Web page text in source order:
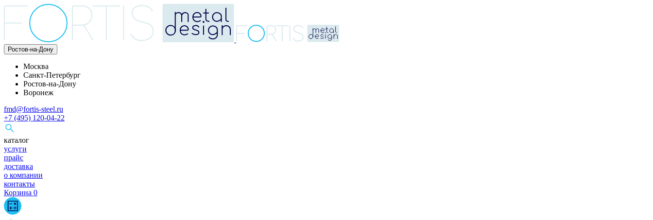
Ростов-на-Дону
Москва
Санкт-Петербург
Ростов-на-Дону
Воронеж
fmd@fortis-steel.ru
+7 (495) 120-04-22
каталог
услуги
прайс
доставка
о компании
контакты
Корзина 0